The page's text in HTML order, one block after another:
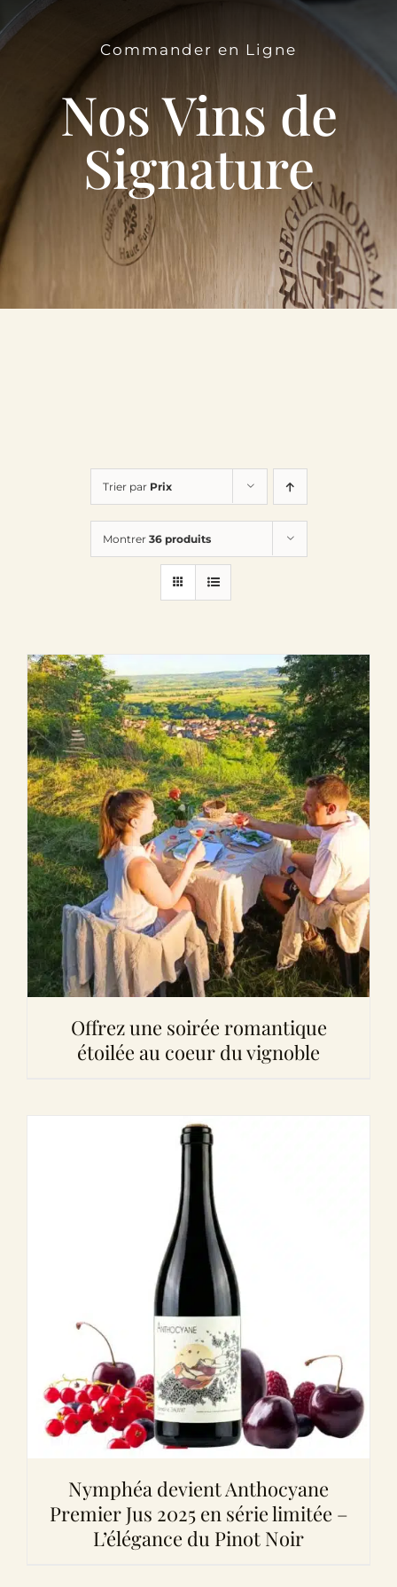
Le Domaine
Œnotourisme
Acheter en ligne
Actualités
Contactez-nous
Commander en Ligne
Nos Vins de
Signature
Trier par Prix
Montrer 36 produits
Offrez une soirée romantique
étoilée au coeur du vignoble
Nymphéa devient Anthocyane
Premier Jus 2025 en série limitée –
L’élégance du Pinot Noir